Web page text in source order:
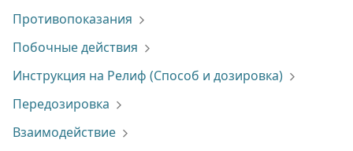
Противопоказания
Побочные действия
Инструкция на Релиф (Способ и дозировка)
Передозировка
Взаимодействие